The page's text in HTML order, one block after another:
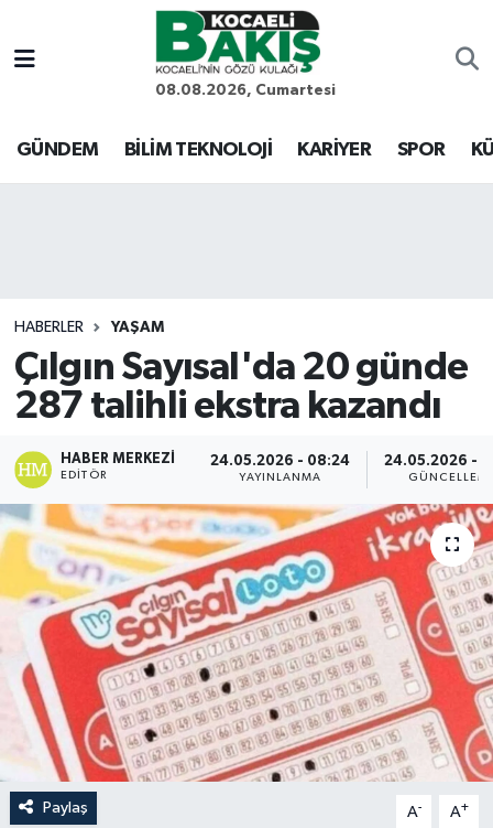
08.08.2026, Cumartesi
GÜNDEM BİLİM TEKNOLOJİ KARİYER SPOR
HABERLER YAŞAM
Çılgın Sayısal'da 20 günde
287 talihli ekstra kazandı
HABER MERKEZI
EDITÖR
24.05.2026 - 08:24
YAYINLANMA
24.05.2026 -
Paylaş A- A+
Kocaeli Nöbetçi Eczaneler
Kocaeli Hava Durumu
Son Dakika Haberleri
Haber Arşivi